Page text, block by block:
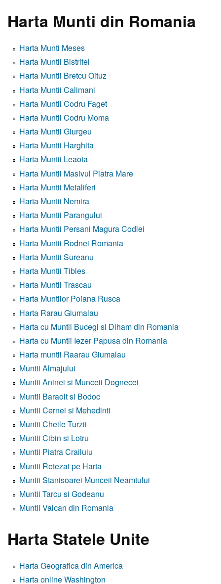
Harta Munti din Romania
Harta Munti Meses
Harta Muntii Bistritei
Harta Muntii Bretcu Oituz
Harta Muntii Calimani
Harta Muntii Codru Faget
Harta Muntii Codru Moma
Harta Muntii Giurgeu
Harta Muntii Harghita
Harta Muntii Leaota
Harta Muntii Masivul Piatra Mare
Harta Muntii Metaliferi
Harta Muntii Nemira
Harta Muntii Parangului
Harta Muntii Persani Magura Codlei
Harta Muntii Rodnei Romania
Harta Muntii Sureanu
Harta Muntii Tibles
Harta Muntii Trascau
Harta Muntilor Poiana Rusca
Harta Rarau Giumalau
Harta cu Muntii Bucegi si Diham din Romania
Harta cu Muntii Iezer Papusa din Romania
Harta muntii Raarau Giumalau
Muntii Almajului
Muntii Aninei si Munceii Dognecei
Muntii Baraolt si Bodoc
Muntii Cernei si Mehedinti
Muntii Cheile Turzii
Muntii Cibin si Lotru
Muntii Piatra Crailuiu
Muntii Retezat pe Harta
Muntii Stanisoarei Munceii Neamtului
Muntii Tarcu si Godeanu
Muntii Valcan din Romania
Harta Statele Unite
Harta Geografica din America
Harta online Washington